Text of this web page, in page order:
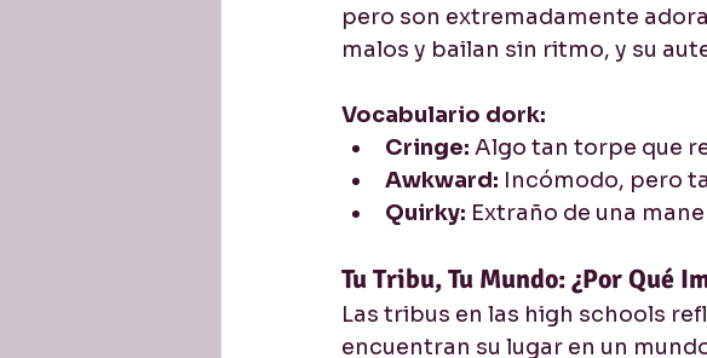
pero son extremadamente
malos y bailan sin ritmo, y su
Vocabulario dork:
Cringe: Algo tan torpe que
Awkward: Incómodo, pero
Quirky: Extraño de una
Tu Tribu, Tu Mundo: ¿Por Qué
Las tribus en las high schools
encuentran su lugar en un